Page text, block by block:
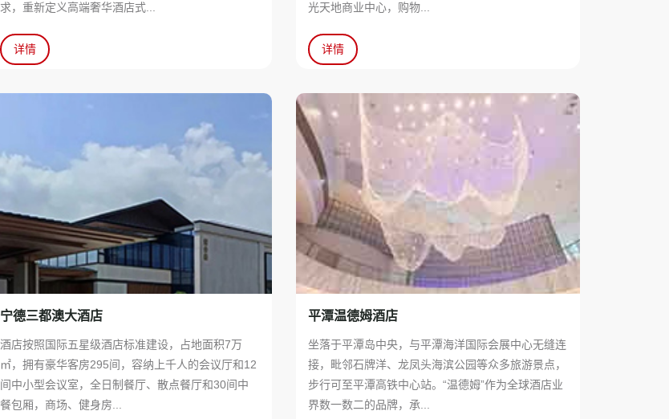
求，重新定义高端奢华酒店式...
详情
光天地商业中心，购物...
详情
宁德三都澳大酒店
酒店按照国际五星级酒店标准建设，占地面积7万
㎡，拥有豪华客房295间，容纳上千人的会议厅和12
间中小型会议室，全日制餐厅、散点餐厅和30间中
餐包厢，商场、健身房...
平潭温德姆酒店
坐落于平潭岛中央，与平潭海洋国际会展中心无缝连
接，毗邻石牌洋、龙凤头海滨公园等众多旅游景点，
步行可至平潭高铁中心站。“温德姆”作为全球酒店业
界数一数二的品牌，承...